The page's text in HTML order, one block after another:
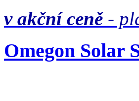
v akční ceně -
Omegon Solar